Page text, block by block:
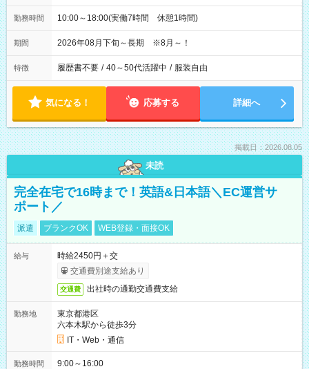
勤務時間 10:00～18:00(実働7時間 休憩1時間)
期間 2026年08月下旬～長期 ※8月～！
特徴 履歴書不要 / 40～50代活躍中 / 服装自由
気になる！ 応募する 詳細へ
掲載日：2026.08.05
未読
完全在宅で16時まで！英語&日本語＼EC運営サ
ポート／
派遣 ブランクOK WEB登録・面接OK
給与
時給2450円＋交
交通費別途支給あり
交通費 出社時の通勤交通費支給
勤務地
東京都港区
六本木駅から徒歩3分
IT・Web・通信
勤務時間 9:00～16:00